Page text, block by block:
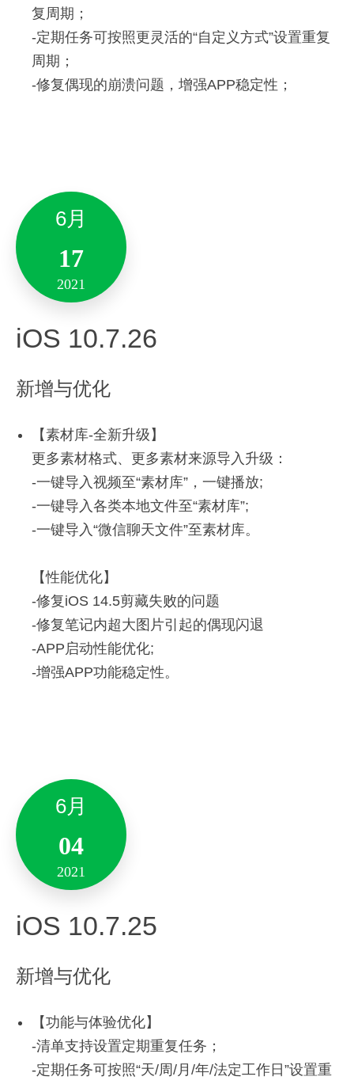
– 修复偶现的在独立窗口点击加号时，插入模块的
菜单被遮挡问题。
其他优化:
感激你对印象笔记一直以来的支持，未来中国团队
将持续更新版本以提升印象笔记的功能、视觉体
验。
备注:此版本仅支持10.13及其以上系统版本。
5月
18
Mac 9.5.0
新增与优化
「双向链接」-为笔记创建双向链接关系，轻松发现
关联信息，让你的知识流动起来！
-支持为笔记创建双向链接，以插入笔记内链的方式
创建关联关系
-支持在关联的笔记之间无缝跳转编辑 「知识星图」
– 借助AI智能语义分析，知识星图将自动为你的笔
记推荐关联关系，高效打造属于你的知识星图。
-支持通过AI智能语义分析和双向链接为笔记创建知
识星图
-支持在知识星图中点击查看某个节点的笔记
-支持在知识星图中预览笔记简介 新增与优化
优化网页书签功能。
修复部分已知问题。
3月
Version 6.21.73
新增与优化
新增「素材库-搜索」：
支持对文档中的文本进行深度搜索。
性能优化，增强稳定性。
3月
10
Version6.21.69
新增与优化
字，边说边转，助你提升效率；
支持将素材库、普通笔记和笔记中的音频文件转
写成文字，精准识别，快速成稿；
多场景支持：写小说、采访、会议记录的必备工
具。
优化：
3月
03
复周期；
-定期任务可按照更灵活的“自定义方式”设置重复
周期；
-修复偶现的崩溃问题，增强APP稳定性；
6月
17
2021
iOS 10.7.26
新增与优化
【素材库-全新升级】
更多素材格式、更多素材来源导入升级：
-一键导入视频至“素材库”，一键播放;
-一键导入各类本地文件至“素材库”;
-一键导入“微信聊天文件”至素材库。
【性能优化】
-修复iOS 14.5剪藏失败的问题
-修复笔记内超大图片引起的偶现闪退
-APP启动性能优化;
-增强APP功能稳定性。
6月
04
2021
iOS 10.7.25
新增与优化
【功能与体验优化】
-清单支持设置定期重复任务；
-定期任务可按照“天/周/月/年/法定工作日”设置重
9月
Android 10.7.42
新增与优化
– 优化部分网站的剪藏效果，智能调整剪藏内容的
章更加美观易读。
– 优化笔记保存体验。
– 支持搜索感兴趣的作者。
「性能优化」
– 优化App启动性能;
Android 10.7.40
新增与优化
「超级会员」：
中包含专业帐户+核桃AI包+花生资源包的全部权
「核桃AI包」：
印象笔记致力于为你打造“更智能的第二大脑”，核桃
AI包全新升级，同时也将「AI智享包」更名为「核